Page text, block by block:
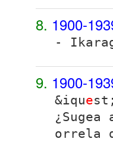
8. 1900-
-
9. 1900-
&ique
orrela